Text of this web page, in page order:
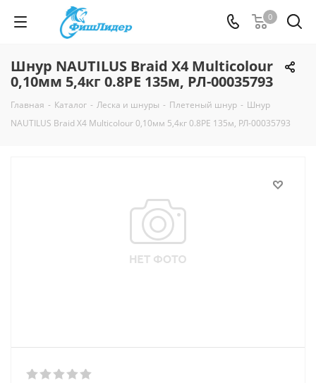
0
Шнур NAUTILUS Braid X4 Multicolour
0,10мм 5,4кг 0.8PE 135м, РЛ-00035793
Главная - Каталог - Леска и шнуры - Плетеный шнур - Шнур
NAUTILUS Braid X4 Multicolour 0,10мм 5,4кг 0.8PE 135м, РЛ-00035793